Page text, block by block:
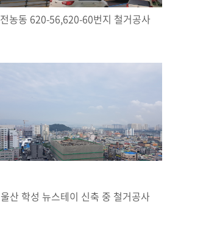
전농동 620-56,620-60번지 철거공사
울산 학성 뉴스테이 신축 중 철거공사